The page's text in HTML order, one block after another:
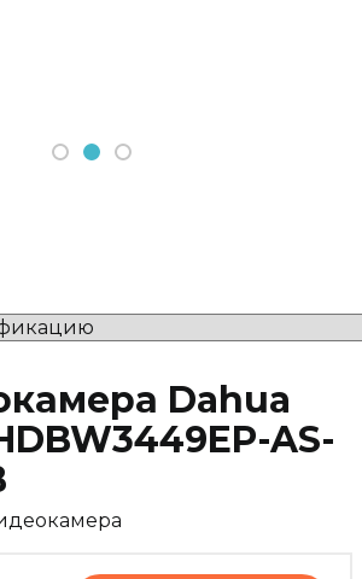
1 2 3
Dahua
AS-